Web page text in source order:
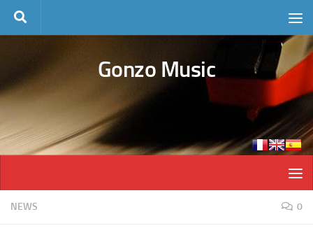
Skip to content
Gonzo Music
NEWS 0